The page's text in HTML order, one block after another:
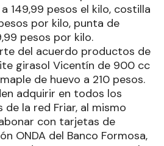
149,99 pesos el kilo, costilla
por kilo, punta de
pesos por kilo.
del acuerdo productos de
girasol Vicentín de 900 cc
de huevo a 210 pesos.
adquirir en todos los
la red Friar, al mismo
con tarjetas de
ONDA del Banco Formosa,